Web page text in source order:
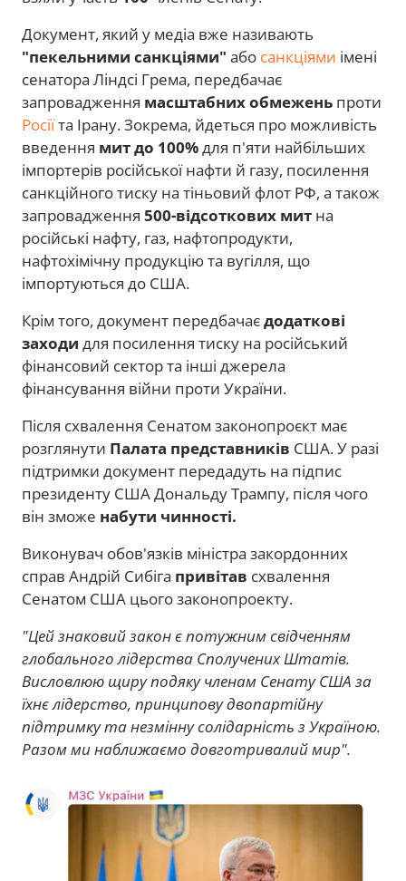
Документ, який у медіа вже називають
"пекельними санкціями" або санкціями імені
сенатора Ліндсі Грема, передбачає
запровадження масштабних обмежень проти
Росіїта Ірану. Зокрема, йдеться про можливість
введення мит до 100%для п'яти найбільших
імпортерів російської нафти й газу, посилення
санкційного тиску на тіньовий флот РФ, а також
запровадження 500-відсоткових мит на
російські нафту, газ, нафтопродукти,
нафтохімічну продукцію та вугілля, що
імпортуються до США.
Крім того, документ передбачаєдодаткові
заходи для посилення тиску на російський
фінансовий сектор та інші джерела
фінансування війни проти України.
Після схвалення Сенатом законопроєкт має
розглянути Палата представників США. У разі
підтримки документ передадуть на підпис
президенту США Дональду Трампу, після чого
він зможе набути чинності.
Виконувач обов'язків міністра закордонних
справ Андрій Сибіга привітав схвалення
Сенатом США цього законопроекту.
"Цей знаковий закон є потужним свідченням
глобального лідерства Сполучених Штатів.
Висловлюю щиру подяку членам Сенату США за
їхнє лідерство, принципову двопартійну
підтримку та незмінну солідарність з Україною.
Разом ми наближаємо довготривалий мир".